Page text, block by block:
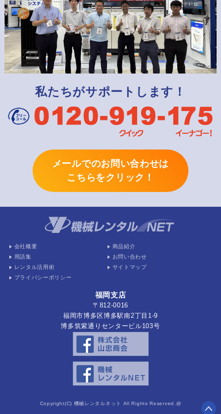
私たちがサポートします！
メールでのお問い合わせは
こちらをクリック！
会社概要
商品紹介
用語集
お問い合わせ
レンタル活用術
サイトマップ
プライバシーポリシー
福岡支店
〒812-0016
福岡市博多区博多駅南2丁目1-9
博多筑紫通りセンタービル103号
Copyright(C) 機械レンタルネット All Rights Reserved.@